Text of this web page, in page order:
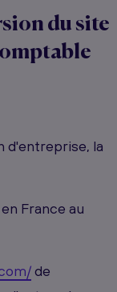
du site
d'entreprise, la
France au
de